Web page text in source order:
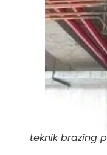
teknik brazing